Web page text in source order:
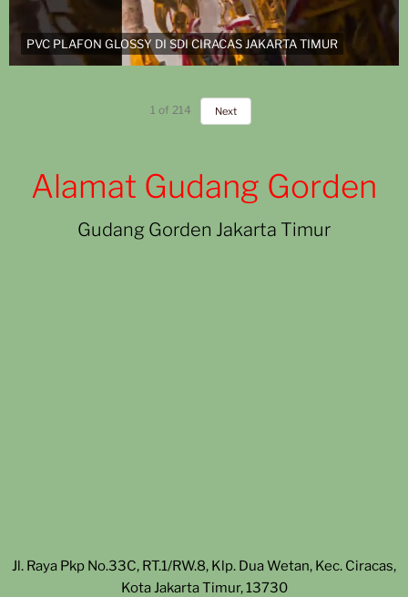
PVC PLAFON GLOSSY DI SDI CIRACAS JAKARTA TIMUR
1 of 214 Next
Alamat Gudang Gorden
Gudang Gorden Jakarta Timur
Jl. Raya Pkp No.33C, RT.1/RW.8, Klp. Dua Wetan, Kec. Ciracas,
Kota Jakarta Timur, 13730